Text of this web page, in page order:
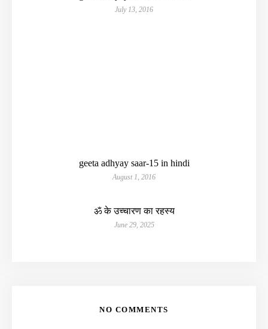
July 13, 2016
geeta adhyay saar-15 in hindi
August 1, 2016
ॐ के उच्चारण का रहस्य
June 29, 2025
NO COMMENTS